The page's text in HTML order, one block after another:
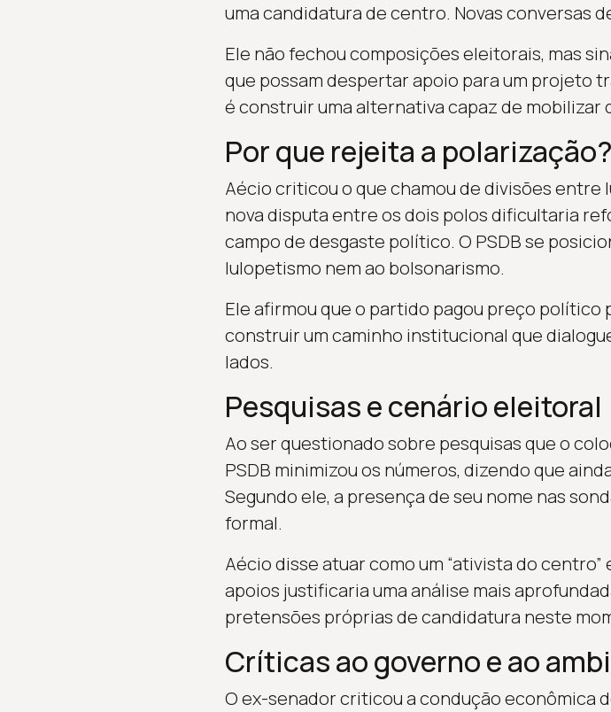
uma candidatura de centro. Novas conversas
Ele não fechou composições eleitorais, mas
que possam despertar apoio para um projeto
é construir uma alternativa capaz de
Por que rejeita a polarização?
Aécio criticou o que chamou de divisões entre
nova disputa entre os dois polos dificultaria
campo de desgaste político. O PSDB se
lulopetismo nem ao bolsonarismo.
Ele afirmou que o partido pagou preço político
construir um caminho institucional que
lados.
Pesquisas e cenário eleitoral
Ao ser questionado sobre pesquisas que o
PSDB minimizou os números, dizendo que
Segundo ele, a presença de seu nome nas
formal.
Aécio disse atuar como um “ativista do
apoios justificaria uma análise mais
pretensões próprias de candidatura neste
Críticas ao governo e ao
O ex-senador criticou a condução econômica